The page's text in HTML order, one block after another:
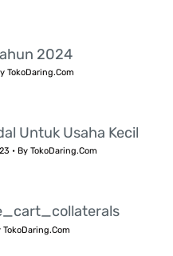
2024
TokoDaring.Com
Untuk Usaha Kecil
• ByTokoDaring.Com
TokoDaring.Com